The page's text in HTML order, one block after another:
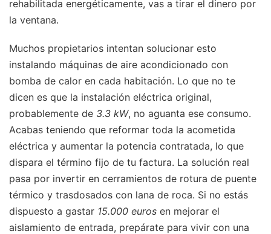
rehabilitada energéticamente, vas a tirar el dinero por
la ventana.
Muchos propietarios intentan solucionar esto
instalando máquinas de aire acondicionado con
bomba de calor en cada habitación. Lo que no te
dicen es que la instalación eléctrica original,
probablemente de 3.3 kW, no aguanta ese consumo.
Acabas teniendo que reformar toda la acometida
eléctrica y aumentar la potencia contratada, lo que
dispara el término fijo de tu factura. La solución real
pasa por invertir en cerramientos de rotura de puente
térmico y trasdosados con lana de roca. Si no estás
dispuesto a gastar 15.000 euros en mejorar el
aislamiento de entrada, prepárate para vivir con una